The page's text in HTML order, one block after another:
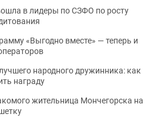
в лидеры по СЗФО по росту
«Выгодно вместе» — теперь и
народного дружинника: как
награду
жительница Мончегорска на